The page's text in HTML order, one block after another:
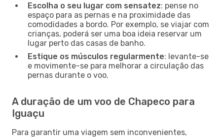
Escolha o seu lugar com sensatez: pense no
espaço para as pernas e na proximidade das
comodidades a bordo. Por exemplo, se viajar com
crianças, poderá ser uma boa ideia reservar um
lugar perto das casas de banho.
Estique os músculos regularmente: levante-se
e movimente-se para melhorar a circulação das
pernas durante o voo.
A duração de um voo de Chapeco para
Iguaçu
Para garantir uma viagem sem inconvenientes,